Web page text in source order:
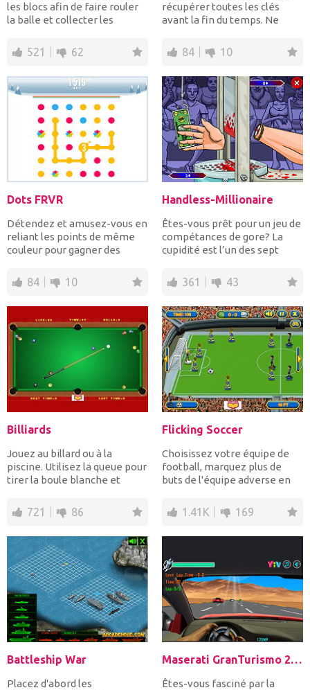
les blocs afin de faire rouler
la balle et collecter les
521 62
récupérer toutes les clés
avant la fin du temps. Ne
84 10
Dots FRVR
Détendez et amusez-vous en
reliant les points de même
couleur pour gagner des
84 10
Handless-Millionaire
Êtes-vous prêt pour un jeu de
compétances de gore? La
cupidité est l’un des sept
361 43
Billiards
Jouez au billard ou à la
piscine. Utilisez la queue pour
tirer la boule blanche et
721 86
Flicking Soccer
Choisissez votre équipe de
football, marquez plus de
buts de l'équipe adverse en
1.41K 169
Battleship War
Placez d'abord les
Maserati GranTurismo 2018
Êtes-vous fasciné par la